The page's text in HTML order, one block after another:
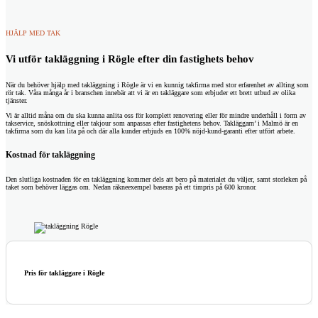
Vi utför takläggning i Rögle efter din fastighets behov
När du behöver hjälp med takläggning i Rögle är vi en kunnig takfirma med stor erfarenhet av allting som
rör tak. Våra många år i branschen innebär att vi är en takläggare som erbjuder ett brett utbud av olika
tjänster.
Vi är alltid måna om du ska kunna anlita oss för komplett renovering eller för mindre underhåll i form av
takservice, snöskottning eller takjour som anpassas efter fastighetens behov. Takläggarn’ i Malmö är en
takfirma som du kan lita på och där alla kunder erbjuds en 100% nöjd-kund-garanti efter utfört arbete.
HJÄLP MED TAK
Kostnad för takläggning
Den slutliga kostnaden för en takläggning kommer dels att bero på materialet du väljer, samt storleken på
taket som behöver läggas om. Nedan räkneexempel baseras på ett timpris på 600 kronor.
Pris för takläggare i Rögle